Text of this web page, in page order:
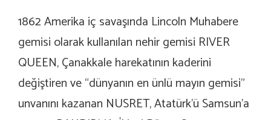
1862 Amerika iç savaşında Lincoln Muhabere
gemisi olarak kullanılan nehir gemisi RIVER
QUEEN, Çanakkale harekatının kaderini
değiştiren ve “dünyanın en ünlü mayın gemisi”
unvanını kazanan NUSRET, Atatürk’ü Samsun’a